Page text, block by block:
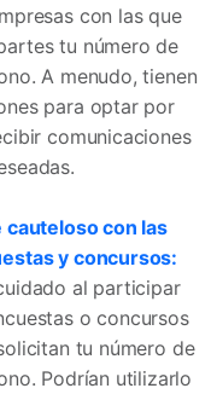
con las que
tu número de
A menudo, tienen
para optar por
comunicaciones
cauteloso con las
y concursos:
al participar
o concursos
tu número de
Podrían utilizarlo